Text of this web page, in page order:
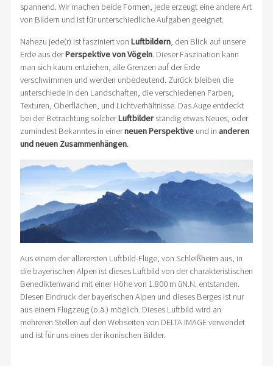
spannend. Wir machen beide Formen, jede erzeugt eine andere Art
von Bildern und ist für unterschiedliche Aufgaben geeignet.
Nahezu jede(r) ist fasziniert von Luftbildern, den Blick auf unsere
Erde aus derPerspektive von Vögeln. Dieser Faszination kann
man sich kaum entziehen, alle Grenzen auf der Erde
verschwimmen und werden unbedeutend. Zurück bleiben die
unterschiede in den Landschaften, die verschiedenen Farben,
Texturen, Oberflächen, und Lichtverhältnisse. Das Auge entdeckt
bei der Betrachtung solcherLuftbilderständig etwas Neues, oder
zumindest Bekanntes in einerneuen Perspektiveund in anderen
und neuen Zusammenhängen.
Aus einem der allerersten Luftbild-Flüge, von Schleißheim aus, in
die bayerischen Alpen ist dieses Luftbild von der charakteristischen
Benediktenwand mit einer Höhe von 1.800 m üN.N. entstanden.
Diesen Eindruck der bayerischen Alpen und dieses Berges ist nur
aus einem Flugzeug (o.ä.) möglich. Dieses Luftbild wird an
mehreren Stellen auf den Webseiten von DELTA IMAGE verwendet
und ist für uns eines der ikonischen Bilder.